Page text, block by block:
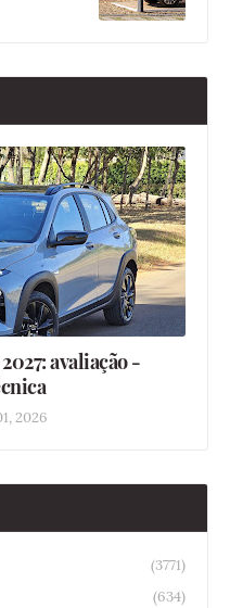
avaliação -
2026
(3771)
(634)